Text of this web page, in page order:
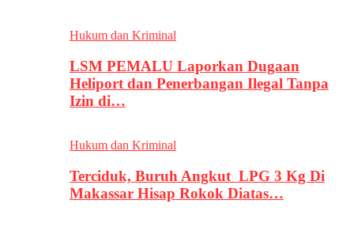
Hukum dan Kriminal
LSM PEMALU Laporkan Dugaan
Heliport dan Penerbangan Ilegal Tanpa
Izin di…
Hukum dan Kriminal
Terciduk, Buruh Angkut LPG 3 Kg Di
Makassar Hisap Rokok Diatas…